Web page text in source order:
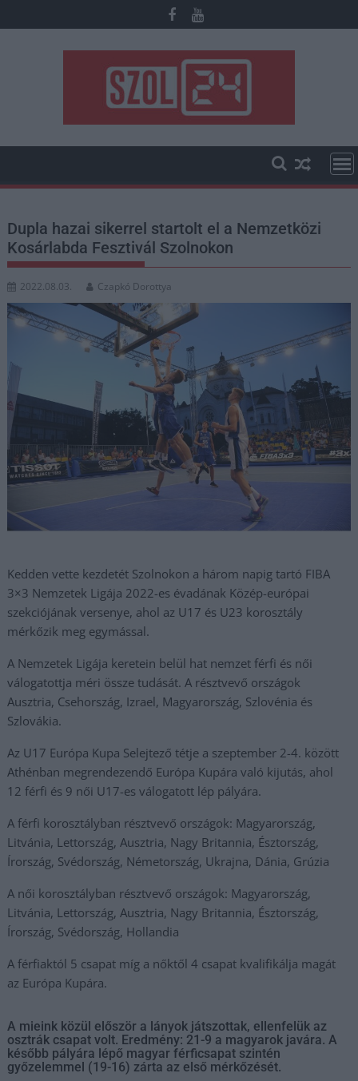
to
Dupla hazai sikerrel startolt el a Nemzetközi
Kosárlabda Fesztivál Szolnokon
2022.08.03. Czapkó Dorottya
Kedden vette kezdetét Szolnokon a három napig tartó FIBA
3×3 Nemzetek Ligája 2022-es évadának Közép-európai
szekciójának versenye, ahol az U17 és U23 korosztály
mérkőzik meg egymással.
A Nemzetek Ligája keretein belül hat nemzet férfi és női
válogatottja méri össze tudását. A résztvevő országok
Ausztria, Csehország, Izrael, Magyarország, Szlovénia és
Szlovákia.
Az U17 Európa Kupa Selejtező tétje a szeptember 2-4. között
Athénban megrendezendő Európa Kupára való kijutás, ahol
12 férfi és 9 női U17-es válogatott lép pályára.
A férfi korosztályban résztvevő országok: Magyarország,
Litvánia, Lettország, Ausztria, Nagy Britannia, Észtország,
Írország, Svédország, Németország, Ukrajna, Dánia, Grúzia
A női korosztályban résztvevő országok: Magyarország,
Litvánia, Lettország, Ausztria, Nagy Britannia, Észtország,
Írország, Svédország, Hollandia
A férfiaktól 5 csapat míg a nőktől 4 csapat kvalifikálja magát
az Európa Kupára.
A mieink közül először a lányok játszottak, ellenfelük az
osztrák csapat volt. Eredmény: 21-9 a magyarok javára. A
később pályára lépő magyar férficsapat szintén
győzelemmel (19-16) zárta az első mérkőzését.